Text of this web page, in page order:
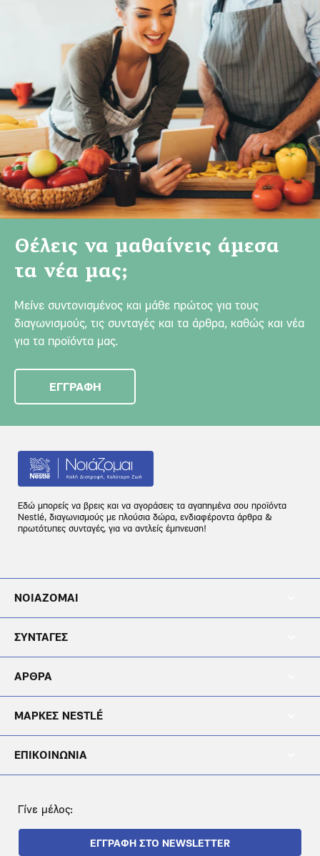
Θέλεις να μαθαίνεις άμεσα
τα νέα μας;
Μείνε συντονισμένος και μάθε πρώτος για τους
διαγωνισμούς, τις συνταγές και τα άρθρα, καθώς και νέα
για τα προϊόντα μας.
ΕΓΓΡΑΦΗ
Εδώ μπορείς να βρεις και να αγοράσεις τα αγαπημένα σου προϊόντα
Nestlé, διαγωνισμούς με πλούσια δώρα, ενδιαφέροντα άρθρα &
πρωτότυπες συνταγές, για να αντλείς έμπνευση!
ΝΟΙΑΖΟΜΑΙ
ΣΥΝΤΑΓΕΣ
ΑΡΘΡΑ
ΜΑΡΚΕΣ NESTLÉ
ΕΠΙΚΟΙΝΩΝΙΑ
Γίνε μέλος:
ΕΓΓΡΑΦΗ ΣΤΟ NEWSLETTER